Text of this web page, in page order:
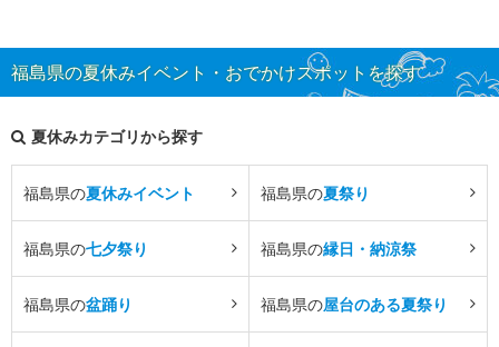
福島県の夏休みイベント・おでかけスポットを探す
夏休みカテゴリから探す
福島県の夏休みイベント 福島県の夏祭り
福島県の七夕祭り 福島県の縁日・納涼祭
福島県の盆踊り 福島県の屋台のある夏祭り